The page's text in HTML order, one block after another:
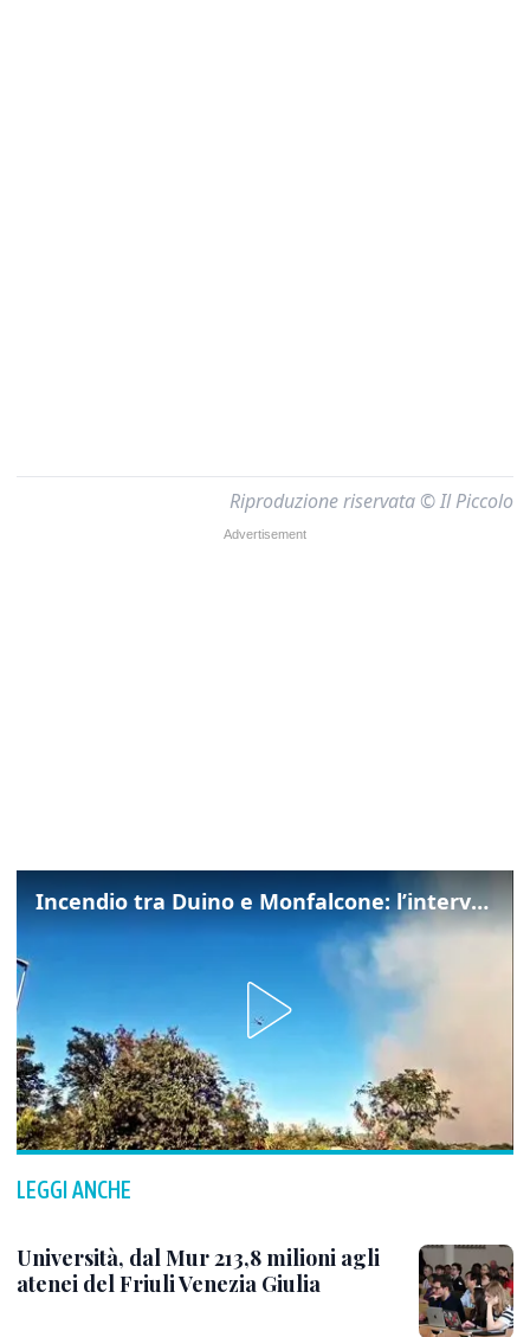
Riproduzione riservata © Il Piccolo
Incendio tra Duino e Monfalcone: l’intervento dei vigili del fuoco
LEGGI ANCHE
Università, dal Mur 213,8 milioni agli
atenei del Friuli Venezia Giulia